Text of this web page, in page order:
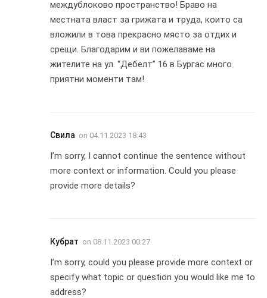
междублоково пространство! Браво на
местната власт за грижата и труда, които са
вложили в това прекрасно място за отдих и
срещи. Благодарим и ви пожелаваме на
жителите на ул. “Дебелт” 16 в Бургас много
приятни моменти там!
Свила on 04.11.2023 18:43
I’m sorry, I cannot continue the sentence without
more context or information. Could you please
provide more details?
Кубрат on 08.11.2023 00:27
I’m sorry, could you please provide more context or
specify what topic or question you would like me to
address?